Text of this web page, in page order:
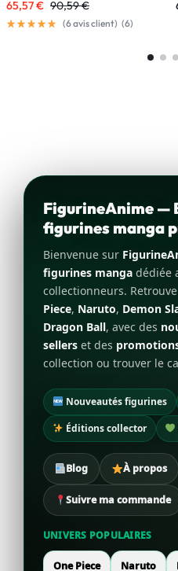
65,57€ 90,59€
(6avis client) (6)
FigurineAnime —
figurines manga
Bienvenue sur
figurines manga dédiée
collectionneurs.
Piece, Naruto, Demon
Dragon Ball, avec des
sellers et des
collection ou trouver le
Nouveautés figurines
Éditions collector
Blog À propos
Suivre ma commande
UNIVERS POPULAIRES
One Piece Naruto